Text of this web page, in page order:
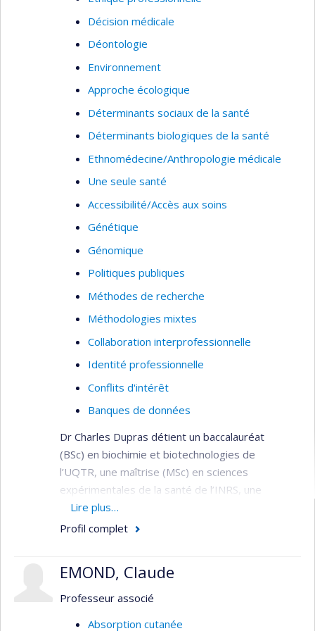
Décision médicale
Déontologie
Environnement
Approche écologique
Déterminants sociaux de la santé
Déterminants biologiques de la santé
Ethnomédecine/Anthropologie médicale
Une seule santé
Accessibilité/Accès aux soins
Génétique
Génomique
Politiques publiques
Méthodes de recherche
Méthodologies mixtes
Collaboration interprofessionnelle
Identité professionnelle
Conflits d'intérêt
Banques de données
Dr Charles Dupras détient un baccalauréat
(BSc) en biochimie et biotechnologies de
l’UQTR, une maîtrise (MSc) en sciences
expérimentales de la santé de l’INRS, une
propédeutique en bioéthique et un doctorat
(PhD) en bioéthique de l’Université de Montréal. Il
puis en droit au Centre de génomique et
politiques de l’Université McGill. Il a ensuite
Lire plus…
Profil complet
EMOND, Claude
Professeur associé
Absorption cutanée